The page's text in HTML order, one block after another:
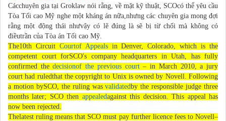
Cácchuyên gia tại Groklaw nói rằng, về mặt kỹ thuật, SCOcó thể yêu cầu
Tòa Tối cao Mỹ nghe một kháng án nữa,nhưng các chuyên gia mong đợi
rằng một động thái nhưvậy có lẽ đúng là sẽ bị từ chối mà không có
điềutrần của Tòa án Tối cao Mỹ.
The10th Circuit Courtof Appealsin Denver, Colorado, which is the
competent court forSCO's company headquarters in Utah, has fully
confirmed thedecisionof the previous court– in March 2010, a jury
court had ruledthat the copyright to Unix is owned by Novell. Following
a motion bySCO, the ruling wasvalidatedby the responsible judge three
months later; SCO then appealedagainst this decision. This appeal has
now been rejected.
Thelatest ruling means that SCO must pay further licence fees to Novell–